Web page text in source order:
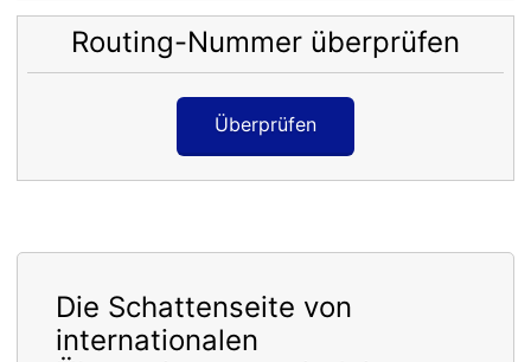
Routing-Nummer überprüfen
Überprüfen
Die Schattenseite von
internationalen